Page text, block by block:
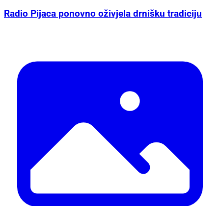
Radio Pijaca ponovno oživjela drnišku tradiciju